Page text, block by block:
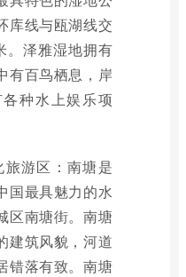
库线与瓯湖线交
。泽雅湿地拥有
有百鸟栖息，岸
种水上娱乐项
游区：南塘是
国最具魅力的水
区南塘街。南塘
建筑风貌，河道
错落有致。南塘